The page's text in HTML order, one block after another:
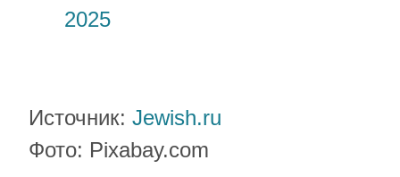
2025
Источник: Jewish.ru
Фото: Pixabay.com